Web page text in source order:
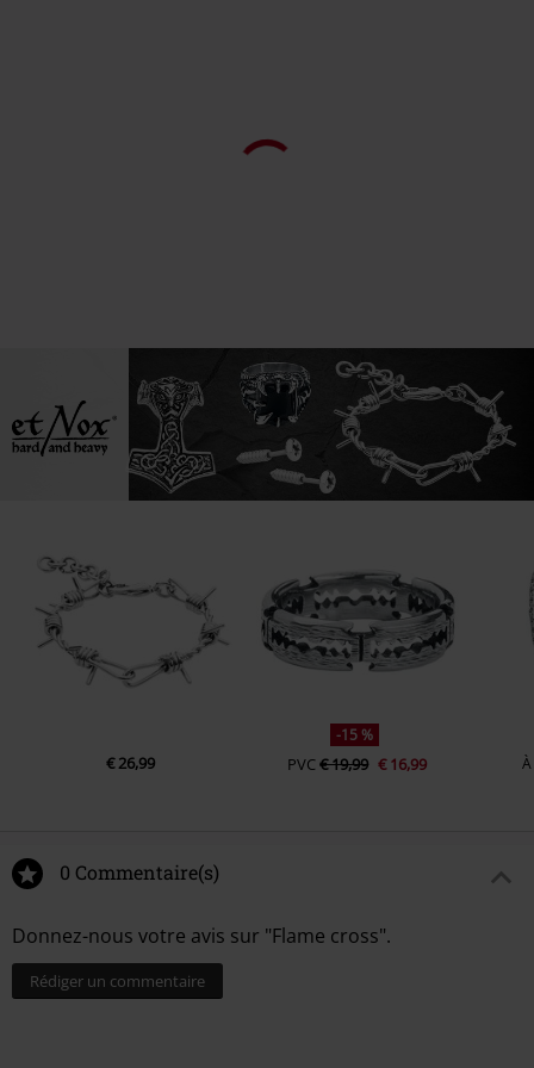
€ 26,99
-15 %
PVC€ 19,99 € 16,99
0 Commentaire(s)
Donnez-nous votre avis sur "Flame cross".
Rédiger un commentaire